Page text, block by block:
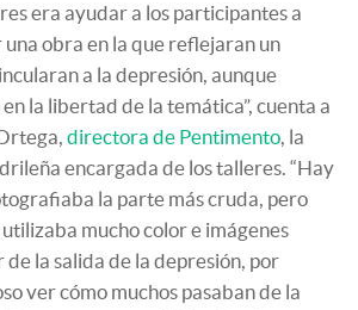
era ayudar a los participantes a
obra en la que reflejaran un
a la depresión, aunque
la libertad de la temática”, cuenta a
directora de Pentimento, la
encargada de los talleres. “Hay
la parte más cruda, pero
mucho color e imágenes
la salida de la depresión, por
ver cómo muchos pasaban de la